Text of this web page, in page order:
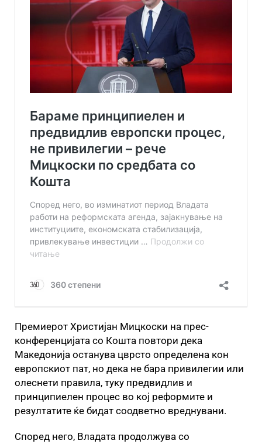
Премиерот Христијан Мицкоски на прес-
конференцијата со Кошта повтори дека
Македонија останува цврсто определена кон
европскиот пат, но дека не бара привилегии или
олеснети правила, туку предвидлив и
принципиелен процес во кој реформите и
резултатите ќе бидат соодветно вреднувани.
Според него, Владата продолжува со